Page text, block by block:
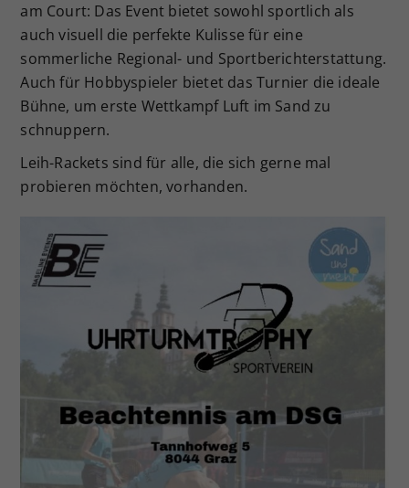
am Court: Das Event bietet sowohl sportlich als
auch visuell die perfekte Kulisse für eine
sommerliche Regional- und Sportberichterstattung.
Auch für Hobbyspieler bietet das Turnier die ideale
Bühne, um erste Wettkampf Luft im Sand zu
schnuppern.
Leih-Rackets sind für alle, die sich gerne mal
probieren möchten, vorhanden.